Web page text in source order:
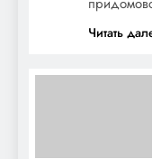
Читать